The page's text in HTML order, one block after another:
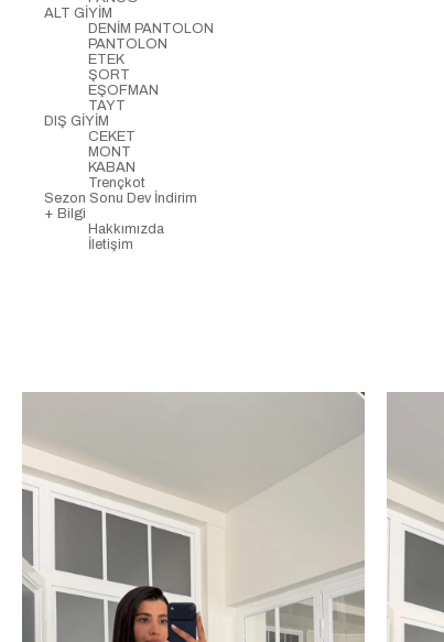
ALT GİYİM
DENİM PANTOLON
PANTOLON
ETEK
ŞORT
EŞOFMAN
TAYT
DIŞ GİYİM
CEKET
MONT
KABAN
Trençkot
Sezon Sonu Dev İndirim
+ Bilgi
Hakkımızda
İletişim